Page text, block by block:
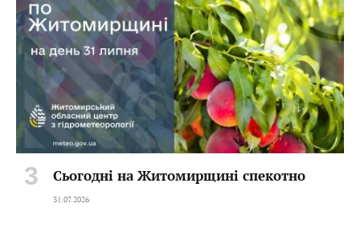
Сьогодні на Житомирщині спекотно
31.07.2026